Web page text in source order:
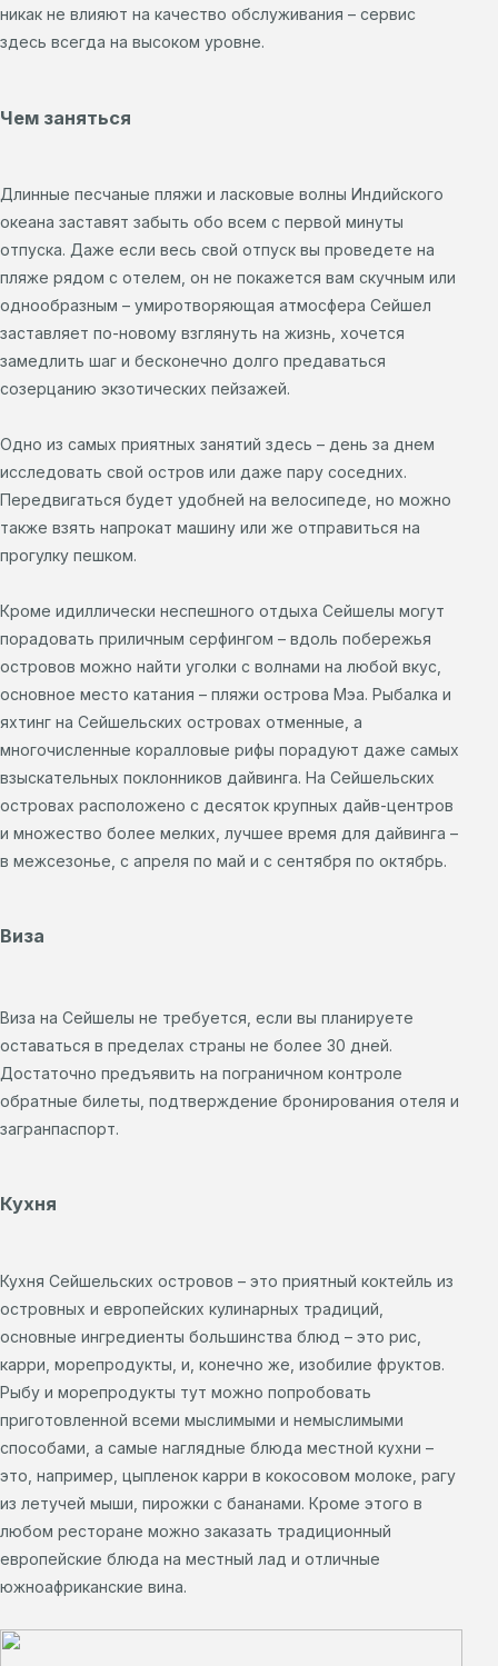
никак не влияют на качество обслуживания – сервис
здесь всегда на высоком уровне.
Чем заняться
Длинные песчаные пляжи и ласковые волны Индийского
океана заставят забыть обо всем с первой минуты
отпуска. Даже если весь свой отпуск вы проведете на
пляже рядом с отелем, он не покажется вам скучным или
однообразным – умиротворяющая атмосфера Сейшел
заставляет по-новому взглянуть на жизнь, хочется
замедлить шаг и бесконечно долго предаваться
созерцанию экзотических пейзажей.
Одно из самых приятных занятий здесь – день за днем
исследовать свой остров или даже пару соседних.
Передвигаться будет удобней на велосипеде, но можно
также взять напрокат машину или же отправиться на
прогулку пешком.
Кроме идиллически неспешного отдыха Сейшелы могут
порадовать приличным серфингом – вдоль побережья
островов можно найти уголки с волнами на любой вкус,
основное место катания – пляжи острова Мэа. Рыбалка и
яхтинг на Сейшельских островах отменные, а
многочисленные коралловые рифы порадуют даже самых
взыскательных поклонников дайвинга. На Сейшельских
островах расположено с десяток крупных дайв-центров
и множество более мелких, лучшее время для дайвинга –
в межсезонье, с апреля по май и с сентября по октябрь.
Виза
Виза на Сейшелы не требуется, если вы планируете
оставаться в пределах страны не более 30 дней.
Достаточно предъявить на пограничном контроле
обратные билеты, подтверждение бронирования отеля и
загранпаспорт.
Кухня
Кухня Сейшельских островов – это приятный коктейль из
островных и европейских кулинарных традиций,
основные ингредиенты большинства блюд – это рис,
карри, морепродукты, и, конечно же, изобилие фруктов.
Рыбу и морепродукты тут можно попробовать
приготовленной всеми мыслимыми и немыслимыми
способами, а самые наглядные блюда местной кухни –
это, например, цыпленок карри в кокосовом молоке, рагу
из летучей мыши, пирожки с бананами. Кроме этого в
любом ресторане можно заказать традиционный
европейские блюда на местный лад и отличные
южноафриканские вина.